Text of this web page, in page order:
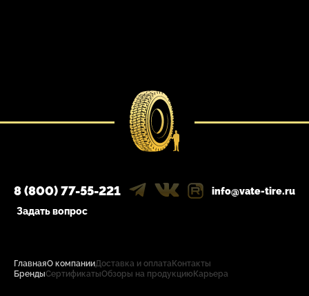
ГлавнаяО компанииДоставка и оплата Контакты
БрендыСертификатыОбзоры на продукцию Карьера
8 (800) 77-55-221
info@vate-tire.ru
Задать вопрос